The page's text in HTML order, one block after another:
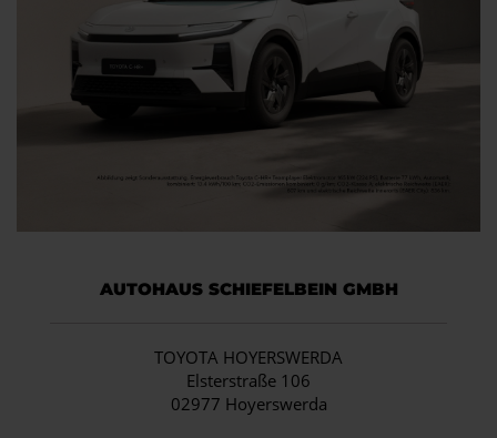
AUTOHAUS SCHIEFELBEIN GMBH
TOYOTA HOYERSWERDA
Elsterstraße 106
02977 Hoyerswerda